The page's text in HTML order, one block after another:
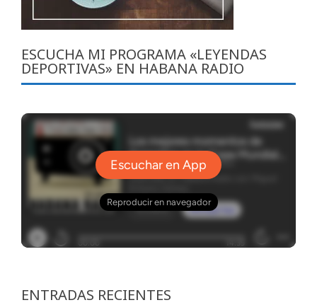
ESCUCHA MI PROGRAMA «LEYENDAS
DEPORTIVAS» EN HABANA RADIO
ENTRADAS RECIENTES